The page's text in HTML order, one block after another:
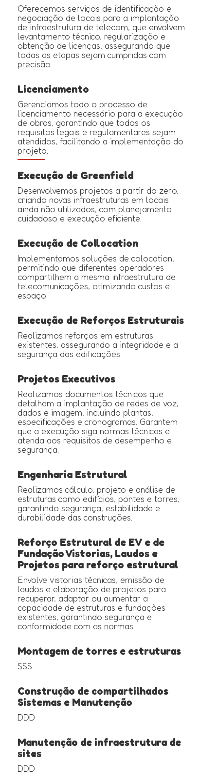
Oferecemos serviços de identificação e
negociação de locais para a implantação
de infraestrutura de telecom, que envolvem
levantamento técnico, regularização e
obtenção de licenças, assegurando que
todas as etapas sejam cumpridas com
precisão.
Licenciamento
Gerenciamos todo o processo de
licenciamento necessário para a execução
de obras, garantindo que todos os
requisitos legais e regulamentares sejam
atendidos, facilitando a implementação do
projeto.
Execução de Greenfield
Desenvolvemos projetos a partir do zero,
criando novas infraestruturas em locais
ainda não utilizados, com planejamento
cuidadoso e execução eficiente.
Execução de Collocation
Implementamos soluções de colocation,
permitindo que diferentes operadores
compartilhem a mesma infraestrutura de
telecomunicações, otimizando custos e
espaço.
Execução de Reforços Estruturais
Realizamos reforços em estruturas
existentes, assegurando a integridade e a
segurança das edificações.
Projetos Executivos
Realizamos documentos técnicos que
detalham a implantação de redes de voz,
dados e imagem, incluindo plantas,
especificações e cronogramas. Garantem
que a execução siga normas técnicas e
atenda aos requisitos de desempenho e
segurança.
Engenharia Estrutural
Realizamos cálculo, projeto e análise de
estruturas como edifícios, pontes e torres,
garantindo segurança, estabilidade e
durabilidade das construções.
Reforço Estrutural de EV e de
Fundação Vistorias, Laudos e
Projetos para reforço estrutural
Envolve vistorias técnicas, emissão de
laudos e elaboração de projetos para
recuperar, adaptar ou aumentar a
capacidade de estruturas e fundações
existentes, garantindo segurança e
conformidade com as normas.
Montagem de torres e estruturas
SSS
Construção de compartilhados
Sistemas e Manutenção
DDD
Manutenção de infraestrutura de
sites
DDD